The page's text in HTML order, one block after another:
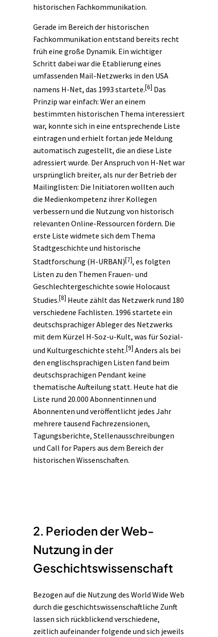
historischen Fachkommunikation.
Gerade im Bereich der historischen
Fachkommunikation entstand bereits recht
früh eine große Dynamik. Ein wichtiger
Schritt dabei war die Etablierung eines
umfassenden Mail-Netzwerks in den USA
namens H-Net, das 1993 startete.[6] Das
Prinzip war einfach: Wer an einem
bestimmten historischen Thema interessiert
war, konnte sich in eine entsprechende Liste
eintragen und erhielt fortan jede Meldung
automatisch zugestellt, die an diese Liste
adressiert wurde. Der Anspruch von H-Net war
ursprünglich breiter, als nur der Betrieb der
Mailinglisten: Die Initiatoren wollten auch
die Medienkompetenz ihrer Kollegen
verbessern und die Nutzung von historisch
relevanten Online-Ressourcen fördern. Die
erste Liste widmete sich dem Thema
Stadtgeschichte und historische
Stadtforschung (H-URBAN)[7], es folgten
Listen zu den Themen Frauen- und
Geschlechtergeschichte sowie Holocaust
Studies.[8] Heute zählt das Netzwerk rund 180
verschiedene Fachlisten. 1996 startete ein
deutschsprachiger Ableger des Netzwerks
mit dem Kürzel H-Soz-u-Kult, was für Sozial-
und Kulturgeschichte steht.[9] Anders als bei
den englischsprachigen Listen fand beim
deutschsprachigen Pendant keine
thematische Aufteilung statt. Heute hat die
Liste rund 20.000 Abonnentinnen und
Abonnenten und veröffentlicht jedes Jahr
mehrere tausend Fachrezensionen,
Tagungsberichte, Stellenausschreibungen
und Call for Papers aus dem Bereich der
historischen Wissenschaften.
2. Perioden der Web-
Nutzung in der
Geschichtswissenschaft
Bezogen auf die Nutzung des World Wide Web
durch die geschichtswissenschaftliche Zunft
lassen sich rückblickend verschiedene,
zeitlich aufeinander folgende und sich jeweils